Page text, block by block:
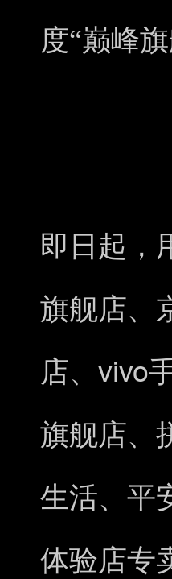
度“巅峰旗
即日起，
旗舰店、
店、 vivo
旗舰店、
生活、平
体验店专